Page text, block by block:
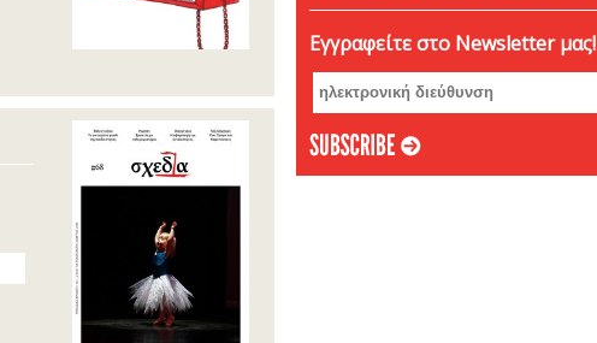
Μάρτιος 2023
Φεβρουάριος 2023
Ιανουάριος 2023
Δεκέμβριος 2022
Νοέμβριος 2022
Εγγραφείτε στο Newsletter μας!